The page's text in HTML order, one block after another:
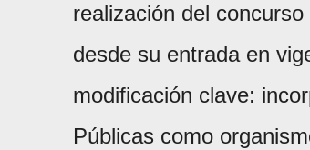
realización del
desde su entrada en
modificación clave:
Públicas como